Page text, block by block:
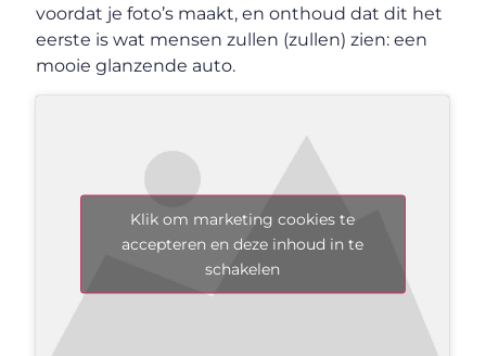
voordat je foto’s maakt, en onthoud dat dit het
eerste is wat mensen zullen (zullen) zien: een
mooie glanzende auto.
Klik om marketing cookies te
accepteren en deze inhoud in te
schakelen